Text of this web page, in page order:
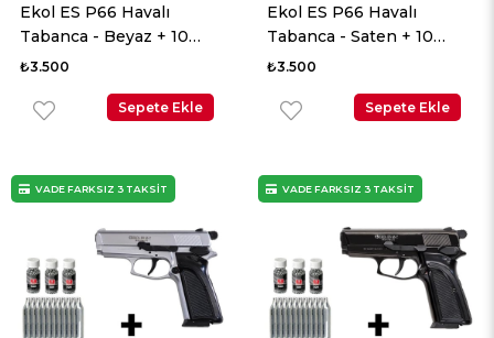
Ekol ES P66 Havalı
Tabanca - Beyaz + 10
Adet Co2 + 3 Adet 4.5mm
Balistik Gözlük
₺3.500
Sepete Ekle
Ekol ES P66 Havalı
Tabanca - Saten + 10
Adet Co2 + 3 Adet 4.5mm
Balistik Gözlük
₺3.500
Sepete Ekle
VADE FARKSIZ 3 TAKSİT VADE FARKSIZ 3 TAKSİT